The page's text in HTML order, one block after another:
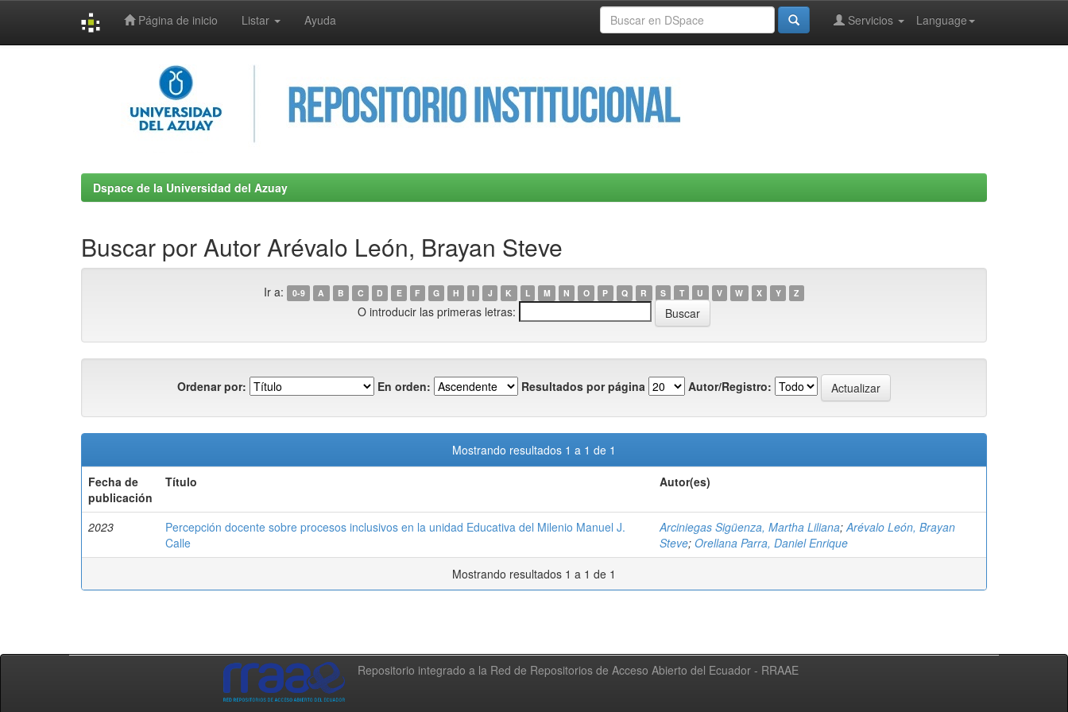
Página de inicio Listar Ayuda Language
Servicios
Dspace de la Universidad del Azuay
Buscar por Autor Arévalo León, Brayan Steve
Ir a: 0-9 A B C D E F G H I J K L M N O P Q R S T U V W X Y Z
O introducir las primeras letras:
Ordenar por: En orden: Resultados por página Autor/Registro:
Mostrando resultados 1 a 1 de 1
Fecha de
publicación
Título Autor(es)
2023
Percepción docente sobre procesos inclusivos en la unidad Educativa del Milenio Manuel J.
Calle
Arciniegas Sigüenza, Martha Liliana;Arévalo León, Brayan
Steve; Orellana Parra, Daniel Enrique
Mostrando resultados 1 a 1 de 1
Repositorio integrado a la Red de Repositorios de Acceso Abierto del Ecuador - RRAAE